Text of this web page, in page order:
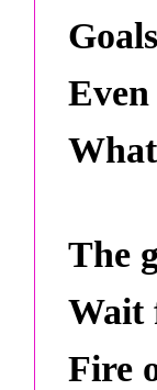
The
Wait
Fire